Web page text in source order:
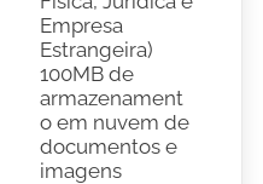
Empresa
Estrangeira)
100MB de
armazenament
o em nuvem de
documentos e
imagens